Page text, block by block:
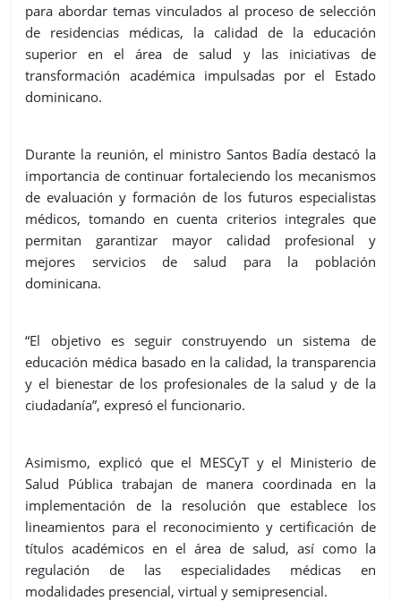
para abordar temas vinculados al proceso de selección
de residencias médicas, la calidad de la educación
superior en el área de salud y las iniciativas de
transformación académica impulsadas por el Estado
dominicano.
Durante la reunión, el ministro Santos Badía destacó la
importancia de continuar fortaleciendo los mecanismos
de evaluación y formación de los futuros especialistas
médicos, tomando en cuenta criterios integrales que
permitan garantizar mayor calidad profesional y
mejores servicios de salud para la población
dominicana.
“El objetivo es seguir construyendo un sistema de
educación médica basado en la calidad, la transparencia
y el bienestar de los profesionales de la salud y de la
ciudadanía”, expresó el funcionario.
Asimismo, explicó que el MESCyT y el Ministerio de
Salud Pública trabajan de manera coordinada en la
implementación de la resolución que establece los
lineamientos para el reconocimiento y certificación de
títulos académicos en el área de salud, así como la
regulación de las especialidades médicas en
modalidades presencial, virtual y semipresencial.